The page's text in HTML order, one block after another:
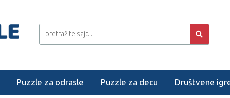
Puzzle za odrasle Puzzle za decu Društvene